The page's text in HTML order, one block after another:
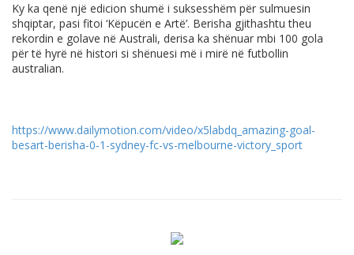
Ky ka qenë një edicion shumë i suksesshëm për sulmuesin
shqiptar, pasi fitoi ‘Këpucën e Artë’. Berisha gjithashtu theu
rekordin e golave në Australi, derisa ka shënuar mbi 100 gola
për të hyrë në histori si shënuesi më i mirë në futbollin
australian.
https://www.dailymotion.com/video/x5labdq_amazing-goal-
besart-berisha-0-1-sydney-fc-vs-melbourne-victory_sport